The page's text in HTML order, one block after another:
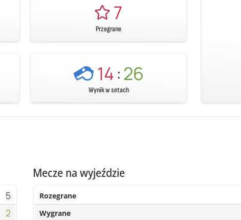
7
Przegrane
14:26
Wynik w setach
5
2
Mecze na wyjeździe
Rozegrane
Wygrane